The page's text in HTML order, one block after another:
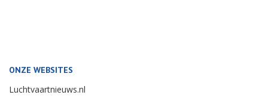
ONZE WEBSITES
Luchtvaartnieuws.nl